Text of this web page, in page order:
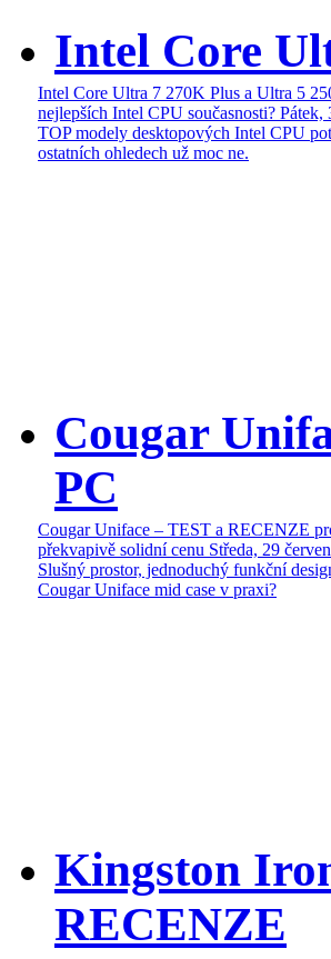
Intel Core
Intel Core Ultra 7 270K Plus a Ultra 5
nejlepších Intel CPU současnosti? Pátek,
TOP modely desktopových Intel CPU
ostatních ohledech už moc ne.
Cougar
PC
Cougar Uniface – TEST a RECENZE
překvapivě solidní cenu Středa, 29
Slušný prostor, jednoduchý funkční
Cougar Uniface mid case v praxi?
Kingston
RECENZE